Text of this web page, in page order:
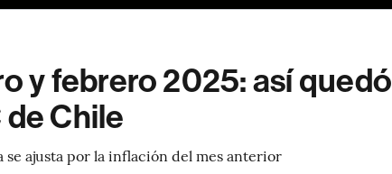
y febrero 2025: así quedó
Chile
ajusta por la inflación del mes anterior